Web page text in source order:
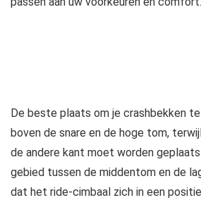
De beste plaats om je crashbekken
boven de snare en de hoge tom,
de andere kant moet worden
gebied tussen de middentom en de
dat het ride-cimbaal zich in een